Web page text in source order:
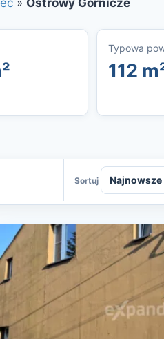
» Ostrowy Górnicze
Typowa
112
Sortuj